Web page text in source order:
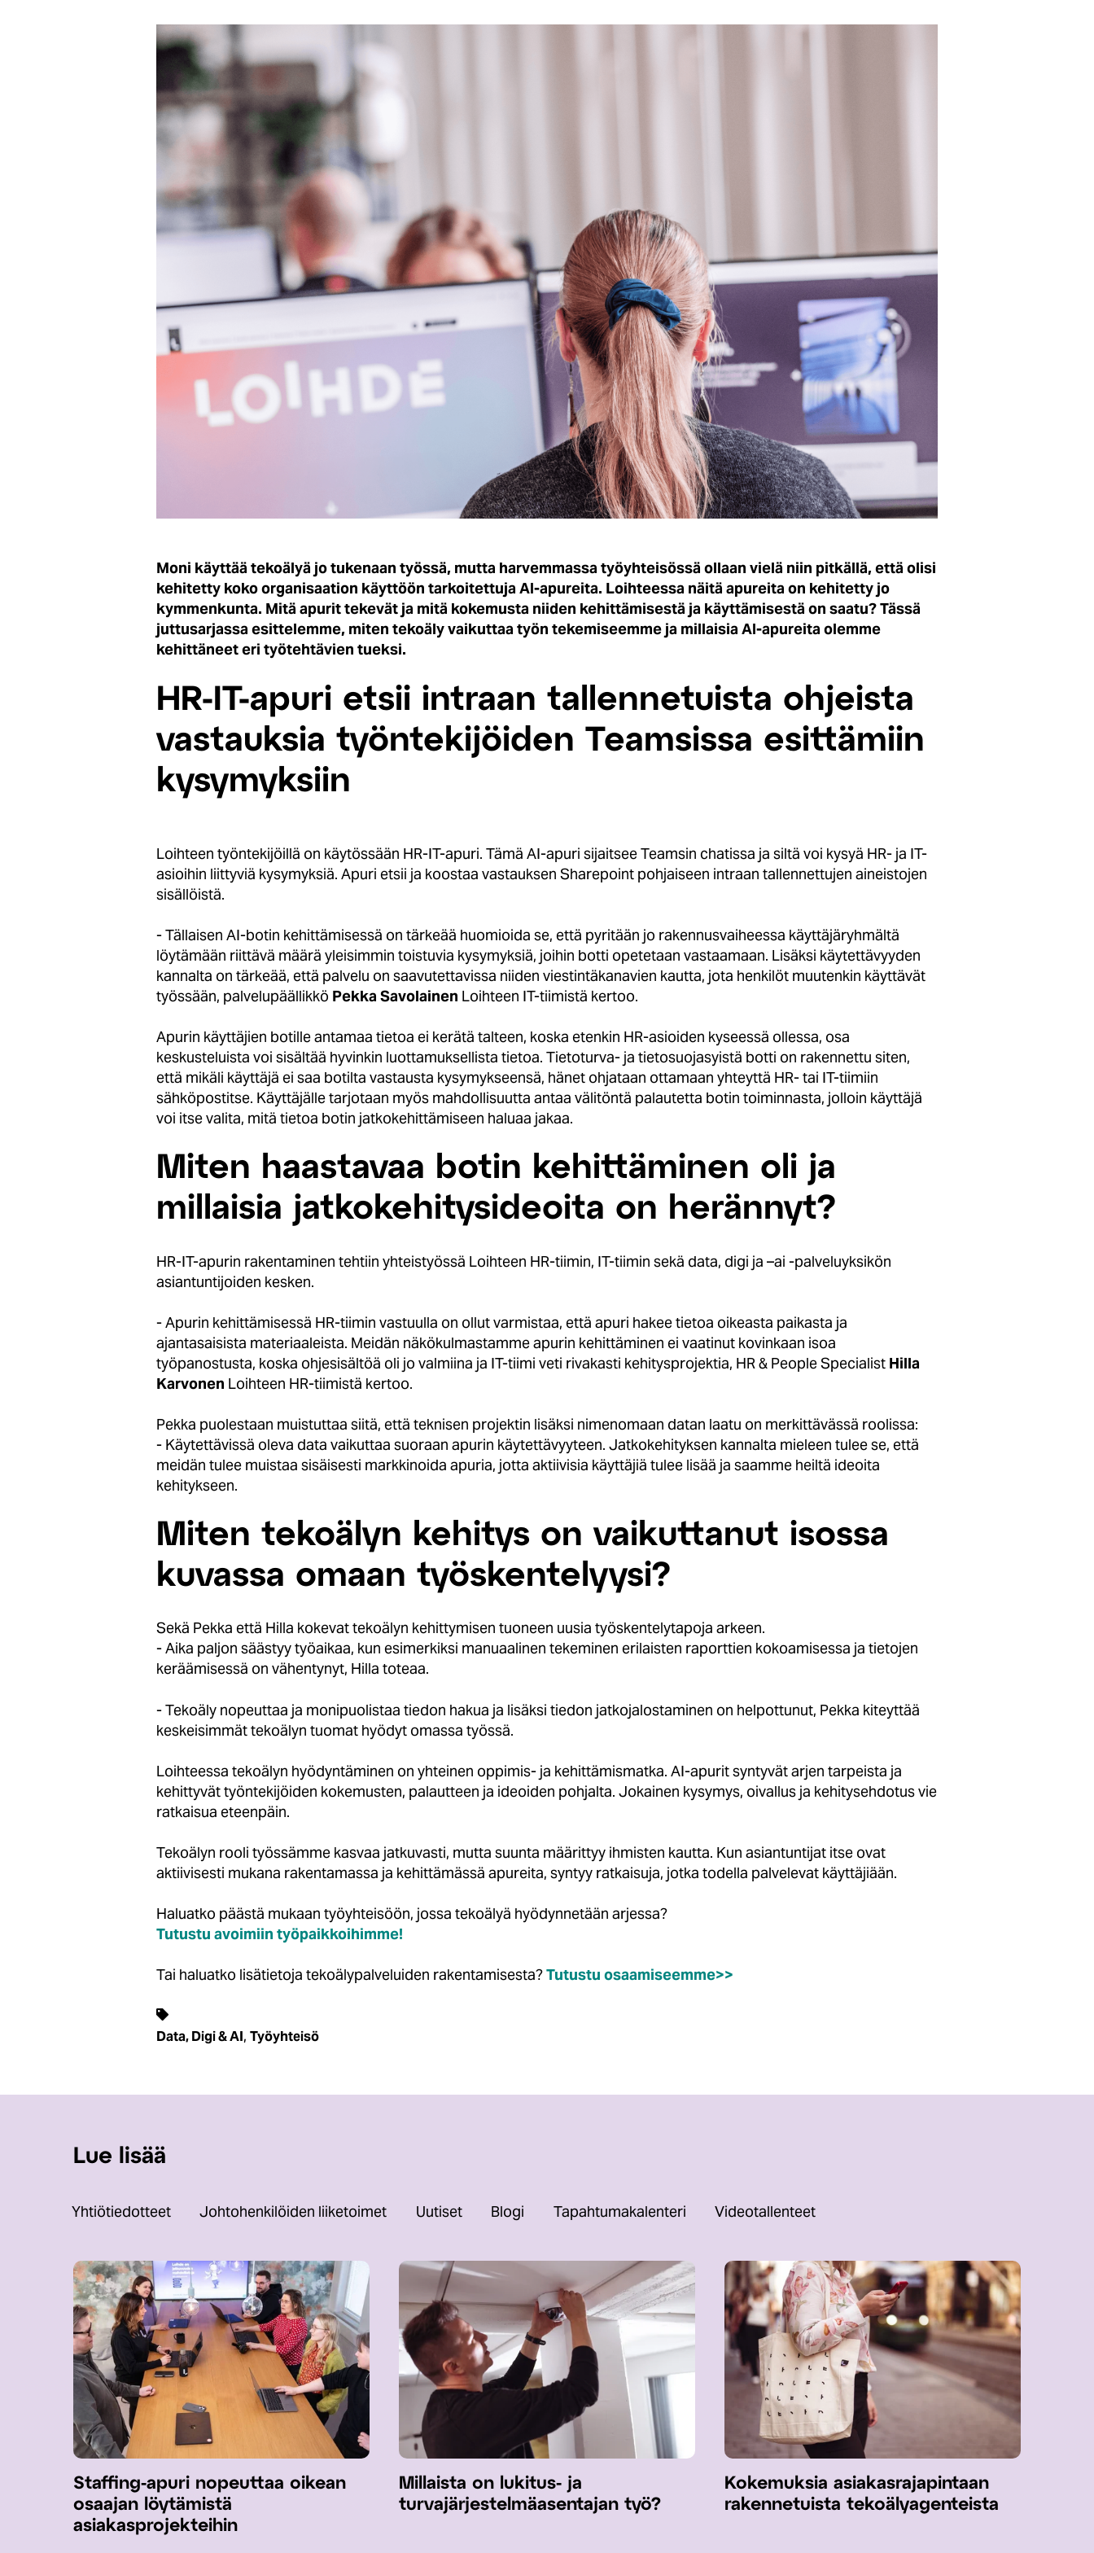
Moni käyttää tekoälyä jo tukenaan työssä, mutta harvemmassa työyhteisössä ollaan vielä niin pitkällä, että olisi
kehitetty koko organisaation käyttöön tarkoitettuja AI-apureita. Loihteessa näitä apureita on kehitetty jo
kymmenkunta. Mitä apurit tekevät ja mitä kokemusta niiden kehittämisestä ja käyttämisestä on saatu? Tässä
juttusarjassa esittelemme, miten tekoäly vaikuttaa työn tekemiseemme ja millaisia AI-apureita olemme
kehittäneet eri työtehtävien tueksi.
HR-IT-apuri etsii intraan tallennetuista ohjeista
vastauksia työntekijöiden Teamsissa esittämiin
kysymyksiin
Loihteen työntekijöillä on käytössään HR-IT-apuri. Tämä AI-apuri sijaitsee Teamsin chatissa ja siltä voi kysyä HR- ja IT-
asioihin liittyviä kysymyksiä. Apuri etsii ja koostaa vastauksen Sharepoint pohjaiseen intraan tallennettujen aineistojen
sisällöistä.
- Tällaisen AI-botin kehittämisessä on tärkeää huomioida se, että pyritään jo rakennusvaiheessa käyttäjäryhmältä
löytämään riittävä määrä yleisimmin toistuvia kysymyksiä, joihin botti opetetaan vastaamaan. Lisäksi käytettävyyden
kannalta on tärkeää, että palvelu on saavutettavissa niiden viestintäkanavien kautta, jota henkilöt muutenkin käyttävät
työssään, palvelupäällikkö Pekka Savolainen Loihteen IT-tiimistä kertoo.
Apurin käyttäjien botille antamaa tietoa ei kerätä talteen, koska etenkin HR-asioiden kyseessä ollessa, osa
keskusteluista voi sisältää hyvinkin luottamuksellista tietoa. Tietoturva- ja tietosuojasyistä botti on rakennettu siten,
että mikäli käyttäjä ei saa botilta vastausta kysymykseensä, hänet ohjataan ottamaan yhteyttä HR- tai IT-tiimiin
sähköpostitse. Käyttäjälle tarjotaan myös mahdollisuutta antaa välitöntä palautetta botin toiminnasta, jolloin käyttäjä
voi itse valita, mitä tietoa botin jatkokehittämiseen haluaa jakaa.
Miten haastavaa botin kehittäminen oli ja
millaisia jatkokehitysideoita on herännyt?
HR-IT-apurin rakentaminen tehtiin yhteistyössä Loihteen HR-tiimin, IT-tiimin sekä data, digi ja –ai -palveluyksikön
asiantuntijoiden kesken.
- Apurin kehittämisessä HR-tiimin vastuulla on ollut varmistaa, että apuri hakee tietoa oikeasta paikasta ja
ajantasaisista materiaaleista. Meidän näkökulmastamme apurin kehittäminen ei vaatinut kovinkaan isoa
työpanostusta, koska ohjesisältöä oli jo valmiina ja IT-tiimi veti rivakasti kehitysprojektia, HR & People Specialist Hilla
Karvonen Loihteen HR-tiimistä kertoo.
Pekka puolestaan muistuttaa siitä, että teknisen projektin lisäksi nimenomaan datan laatu on merkittävässä roolissa:
- Käytettävissä oleva data vaikuttaa suoraan apurin käytettävyyteen. Jatkokehityksen kannalta mieleen tulee se, että
meidän tulee muistaa sisäisesti markkinoida apuria, jotta aktiivisia käyttäjiä tulee lisää ja saamme heiltä ideoita
kehitykseen.
Miten tekoälyn kehitys on vaikuttanut isossa
kuvassa omaan työskentelyysi?
Sekä Pekka että Hilla kokevat tekoälyn kehittymisen tuoneen uusia työskentelytapoja arkeen.
- Aika paljon säästyy työaikaa, kun esimerkiksi manuaalinen tekeminen erilaisten raporttien kokoamisessa ja tietojen
keräämisessä on vähentynyt, Hilla toteaa.
- Tekoäly nopeuttaa ja monipuolistaa tiedon hakua ja lisäksi tiedon jatkojalostaminen on helpottunut, Pekka kiteyttää
keskeisimmät tekoälyn tuomat hyödyt omassa työssä.
Loihteessa tekoälyn hyödyntäminen on yhteinen oppimis- ja kehittämismatka. AI-apurit syntyvät arjen tarpeista ja
kehittyvät työntekijöiden kokemusten, palautteen ja ideoiden pohjalta. Jokainen kysymys, oivallus ja kehitysehdotus vie
ratkaisua eteenpäin.
Tekoälyn rooli työssämme kasvaa jatkuvasti, mutta suunta määrittyy ihmisten kautta. Kun asiantuntijat itse ovat
aktiivisesti mukana rakentamassa ja kehittämässä apureita, syntyy ratkaisuja, jotka todella palvelevat käyttäjiään.
Haluatko päästä mukaan työyhteisöön, jossa tekoälyä hyödynnetään arjessa?
Tutustu avoimiin työpaikkoihimme!
Tai haluatko lisätietoja tekoälypalveluiden rakentamisesta?Tutustu osaamiseemme>>
Data, Digi & AI, Työyhteisö
Lue lisää
Yhtiötiedotteet Johtohenkilöiden liiketoimet Uutiset Blogi Tapahtumakalenteri Videotallenteet
Staffing-apuri nopeuttaa oikean
osaajan löytämistä
asiakasprojekteihin
Millaista on lukitus- ja
turvajärjestelmäasentajan työ?
Kokemuksia asiakasrajapintaan
rakennetuista tekoälyagenteista